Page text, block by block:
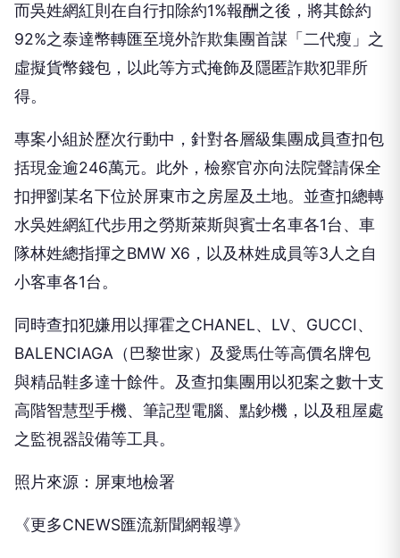
而吳姓網紅則在自行扣除約1%報酬之後，將其餘約
92%之泰達幣轉匯至境外詐欺集團首謀「二代瘦」之
虛擬貨幣錢包，以此等方式掩飾及隱匿詐欺犯罪所
得。
專案小組於歷次行動中，針對各層級集團成員查扣包
括現金逾246萬元。此外，檢察官亦向法院聲請保全
扣押劉某名下位於屏東市之房屋及土地。並查扣總轉
水吳姓網紅代步用之勞斯萊斯與賓士名車各1台、車
隊林姓總指揮之BMW X6，以及林姓成員等3人之自
小客車各1台。
同時查扣犯嫌用以揮霍之CHANEL、LV、GUCCI、
BALENCIAGA（巴黎世家）及愛馬仕等高價名牌包
與精品鞋多達十餘件。及查扣集團用以犯案之數十支
高階智慧型手機、筆記型電腦、點鈔機，以及租屋處
之監視器設備等工具。
照片來源：屏東地檢署
《更多CNEWS匯流新聞網報導》